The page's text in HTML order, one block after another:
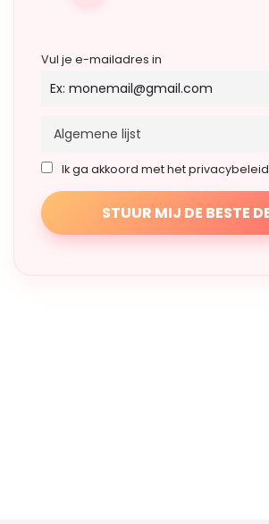
Vul je e-mailadres in
Ik ga akkoord met het privacybeleid